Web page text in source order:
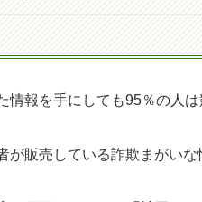
情報を手にしても95％の人
が販売している詐欺まがいな